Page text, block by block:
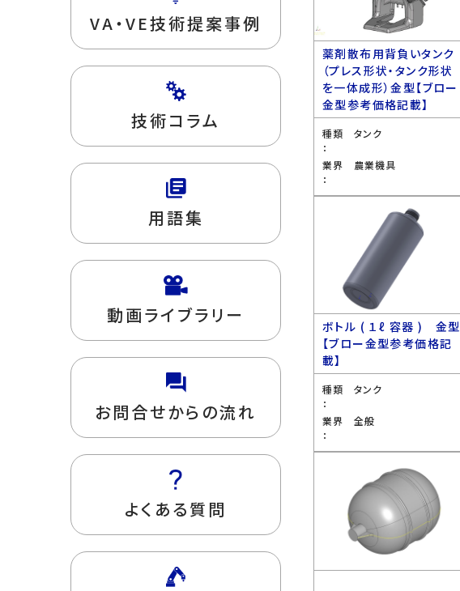
VA・VE技術提案事例
技術コラム
用語集
動画ライブラリー
お問合せからの流れ
よくある質問
薬剤散布用背負いタンク
（プレス形状・タンク形状
を一体成形）金型【ブロー
金型参考価格記載】
種類
：
タンク
業界
：
農業機具
ボトル ( １ℓ 容器 ) 金型
【ブロー金型参考価格記
載】
種類
：
タンク
業界
：
全般